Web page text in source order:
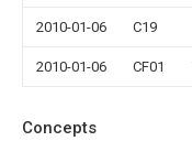
2010-01-06 C19
2010-01-06 CF01
Concepts